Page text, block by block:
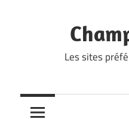
Les sites